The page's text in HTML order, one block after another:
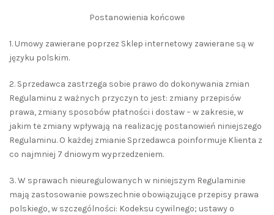
Postanowienia końcowe
1. Umowy zawierane poprzez Sklep internetowy zawierane są w
języku polskim.
2. Sprzedawca zastrzega sobie prawo do dokonywania zmian
Regulaminu z ważnych przyczyn to jest: zmiany przepisów
prawa, zmiany sposobów płatności i dostaw – w zakresie, w
jakim te zmiany wpływają na realizację postanowień niniejszego
Regulaminu. O każdej zmianie Sprzedawca poinformuje Klienta z
co najmniej 7 dniowym wyprzedzeniem.
3. W sprawach nieuregulowanych w niniejszym Regulaminie
mają zastosowanie powszechnie obowiązujące przepisy prawa
polskiego, w szczególności: Kodeksu cywilnego; ustawy o